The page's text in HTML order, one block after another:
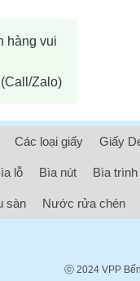
hàng vui
Zalo)
Các loại giấy Giấy
lỗ Bìa nút Bìa
sàn Nước rửa chén
ⓒ 2024 VPP